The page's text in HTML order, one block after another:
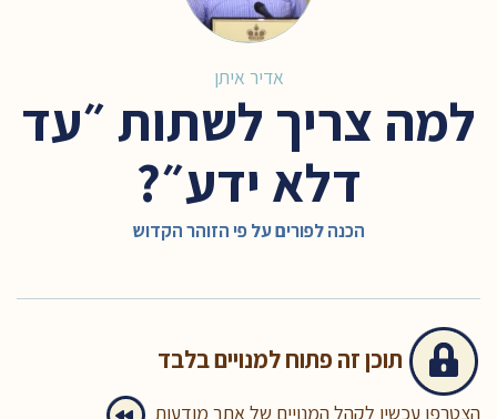
אדיר איתן
למה צריך לשתות ״עד
דלא ידע״?
הכנה לפורים על פי הזוהר הקדוש
תוכן זה פתוח למנויים בלבד
הצטרפו עכשיו לקהל המנויים של אתר מודעות